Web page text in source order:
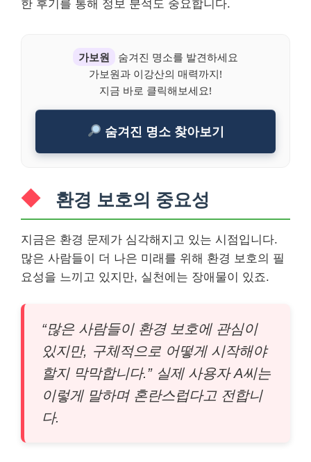
한 후기를 통해 정보 분석도 중요합니다.
가보원
숨겨진 명소를 발견하세요
가보원과 이강산의 매력까지!
지금 바로 클릭해보세요!
숨겨진 명소 찾아보기
환경 보호의 중요성
지금은 환경 문제가 심각해지고 있는 시점입니다.
많은 사람들이 더 나은 미래를 위해 환경 보호의 필
요성을 느끼고 있지만, 실천에는 장애물이 있죠.
“많은 사람들이 환경 보호에 관심이
있지만, 구체적으로 어떻게 시작해야
할지 막막합니다.” 실제 사용자 A씨는
이렇게 말하며 혼란스럽다고 전합니
다.